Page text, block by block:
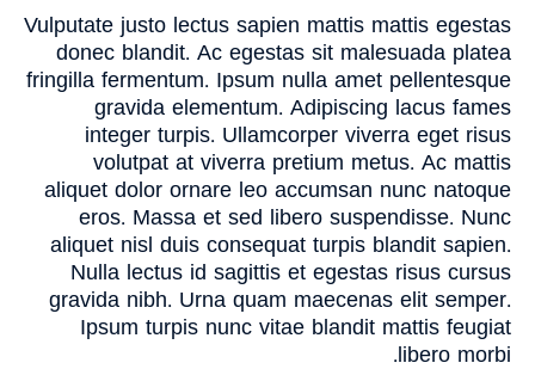
Vulputate justo lectus sapien mattis mattis egestas
donec blandit. Ac egestas sit malesuada platea
fringilla fermentum. Ipsum nulla amet pellentesque
gravida elementum. Adipiscing lacus fames
integer turpis. Ullamcorper viverra eget risus
volutpat at viverra pretium metus. Ac mattis
aliquet dolor ornare leo accumsan nunc natoque
eros. Massa et sed libero suspendisse. Nunc
aliquet nisl duis consequat turpis blandit sapien.
Nulla lectus id sagittis et egestas risus cursus
gravida nibh. Urna quam maecenas elit semper.
Ipsum turpis nunc vitae blandit mattis feugiat
libero morbi.